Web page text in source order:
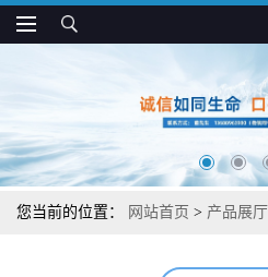
您当前的位置： 网站首页 > 产品展厅